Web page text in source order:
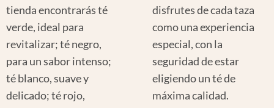
tienda encontrarás té
verde, ideal para
revitalizar; té negro,
para un sabor intenso;
té blanco, suave y
delicado; té rojo,
disfrutes de cada taza
como una experiencia
especial, con la
seguridad de estar
eligiendo un té de
máxima calidad.